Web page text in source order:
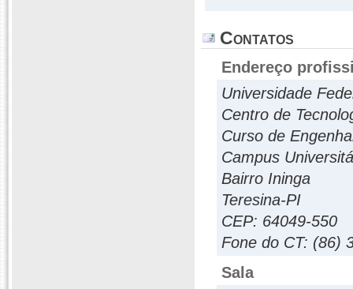
Contatos
Endereço
Universidade
Centro de
Curso de
Campus
Bairro Ininga
Teresina-PI
CEP: 64049-550
Fone do CT: (86)
Sala